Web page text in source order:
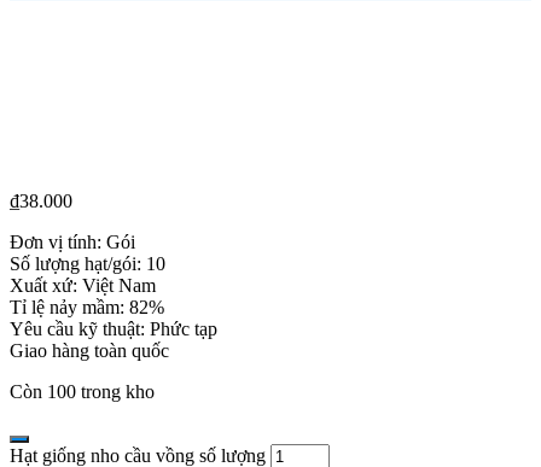
₫38.000
Đơn vị tính: Gói
Số lượng hạt/gói: 10
Xuất xứ: Việt Nam
Tỉ lệ nảy mầm: 82%
Yêu cầu kỹ thuật: Phức tạp
Giao hàng toàn quốc
Còn 100 trong kho
Hạt giống nho cầu vồng số lượng